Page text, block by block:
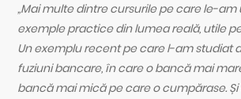
„Mai multe dintre cursurile pe care le-
exemple practice din lumea reală, utile
Un exemplu recent pe care l-am studiat
fuziuni bancare, în care o bancă mai
bancă mai mică pe care o cumpărase.